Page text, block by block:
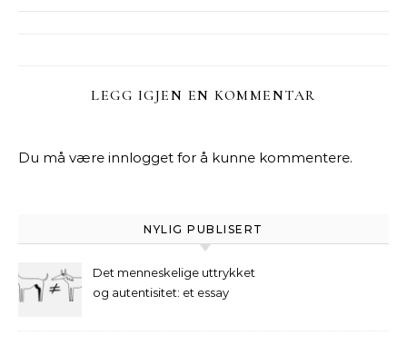
LEGG IGJEN EN KOMMENTAR
Du må være innlogget for å kunne kommentere.
NYLIG PUBLISERT
Det menneskelige uttrykket
og autentisitet: et essay